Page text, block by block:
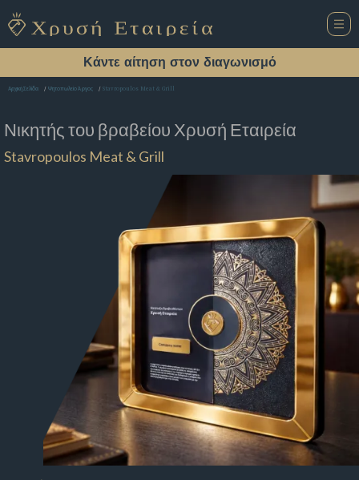
Κάντε αίτηση στον διαγωνισμό
Αρχική Σελίδα Ψητοπωλείο Άργος Stavropoulos Meat & Grill
Νικητής του βραβείου Χρυσή Εταιρεία
Stavropoulos Meat & Grill